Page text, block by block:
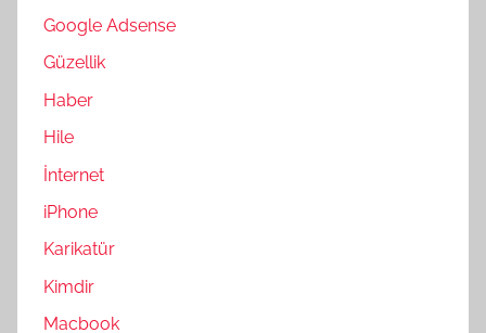
Google Adsense
Güzellik
Haber
Hile
İnternet
iPhone
Karikatür
Kimdir
Macbook